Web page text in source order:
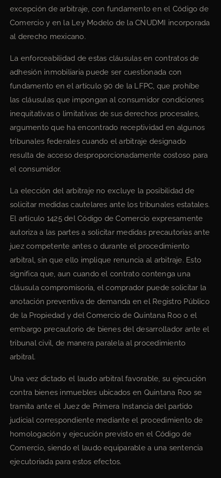
excepción de arbitraje, con fundamento en el Código de
Comercio y en la Ley Modelo de la CNUDMI incorporada
al derecho mexicano.
La enforceabilidad de estas cláusulas en contratos de
adhesión inmobiliaria puede ser cuestionada con
fundamento en el artículo 90 de la LFPC, que prohíbe
las cláusulas que impongan al consumidor condiciones
inequitativas o limitativas de sus derechos procesales,
argumento que ha encontrado receptividad en algunos
tribunales federales cuando el arbitraje designado
resulta de acceso desproporcionadamente costoso para
el consumidor.
La elección del arbitraje no excluye la posibilidad de
solicitar medidas cautelares ante los tribunales estatales.
El artículo 1425 del Código de Comercio expresamente
autoriza a las partes a solicitar medidas precautorias ante
juez competente antes o durante el procedimiento
arbitral, sin que ello implique renuncia al arbitraje. Esto
significa que, aun cuando el contrato contenga una
cláusula compromisoria, el comprador puede solicitar la
anotación preventiva de demanda en el Registro Público
de la Propiedad y del Comercio de Quintana Roo o el
embargo precautorio de bienes del desarrollador ante el
tribunal civil, de manera paralela al procedimiento
arbitral.
Una vez dictado el laudo arbitral favorable, su ejecución
contra bienes inmuebles ubicados en Quintana Roo se
tramita ante el Juez de Primera Instancia del partido
judicial correspondiente mediante el procedimiento de
homologación y ejecución previsto en el Código de
Comercio, siendo el laudo equiparable a una sentencia
ejecutoriada para estos efectos.